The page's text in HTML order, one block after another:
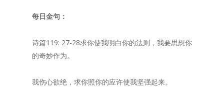
每日金句：
诗篇119: 27-28求你使我明白你的法则，我要思想你
的奇妙作为。
我伤心欲绝，求你照你的应许使我坚强起来。